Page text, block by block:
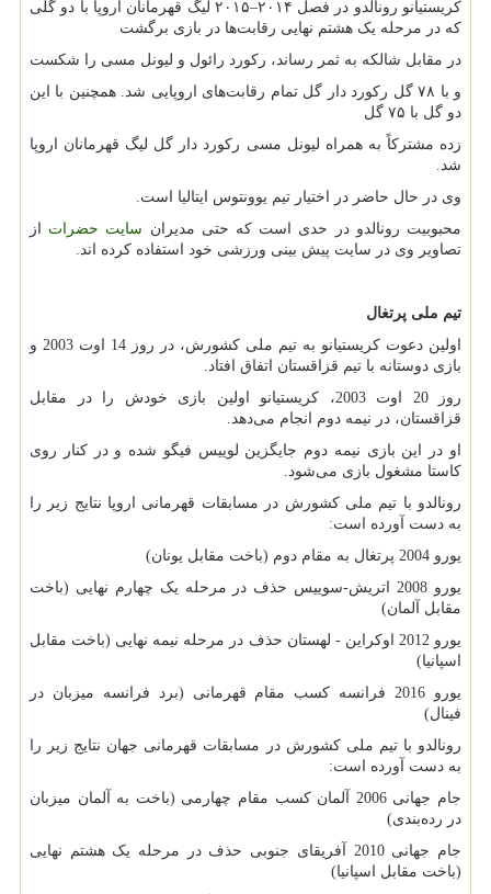
کریستیانو رونالدو در فصل ۲۰۱۴–۲۰۱۵ لیگ قهرمانان اروپا با دو گلی
که در مرحله یک هشتم نهایی رقابت‌ها در بازی برگشت
در مقابل شالکه به ثمر رساند، رکورد رائول و لیونل مسی را شکست
و با ۷۸ گل رکورد دار گل تمام رقابت‌های اروپایی شد. همچنین با این
دو گل با ۷۵ گل
زده مشترکاً به همراه لیونل مسی رکورد دار گل لیگ قهرمانان اروپا
شد.
وی در حال حاضر در اختیار تیم یوونتوس ایتالیا است.
محبوبیت رونالدو در حدی است که حتی مدیران سایت حضرات از
تصاویر وی در سایت پیش بینی ورزشی خود استفاده کرده اند.
تیم ملی پرتغال
اولین دعوت کریستیانو به تیم ملی کشورش، در روز 14 اوت 2003 و
بازی دوستانه با تیم قزاقستان اتفاق افتاد.
روز 20 اوت 2003، کریستیانو اولین بازی خودش را در مقابل
قزاقستان، در نیمه دوم انجام می‌دهد.
او در این بازی نیمه دوم جایگزین لوییس فیگو شده و در کنار روی
کاستا مشغول بازی می‌شود.
رونالدو با تیم ملی کشورش در مسابقات قهرمانی اروپا نتایج زیر را
به دست آورده است:
یورو 2004 پرتغال به مقام دوم (باخت مقابل یونان)
یورو 2008 اتریش-سوییس حذف در مرحله یک چهارم نهایی (باخت
مقابل آلمان)
یورو 2012 اوکراین - لهستان حذف در مرحله نیمه نهایی (باخت مقابل
اسپانیا)
یورو 2016 فرانسه کسب مقام قهرمانی (برد فرانسه میزبان در
فینال)
رونالدو با تیم ملی کشورش در مسابقات قهرمانی جهان نتایج زیر را
به دست آورده است:
جام جهانی 2006 آلمان کسب مقام چهارمی (باخت به آلمان میزبان
در رده‌بندی)
جام جهانی 2010 آفریقای جنوبی حذف در مرحله یک هشتم نهایی
(باخت مقابل اسپانیا)